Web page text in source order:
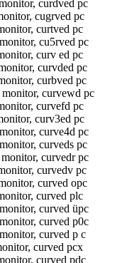
curdved pc
cugrved pc
curtved pc
cu5rved pc
curv ed pc
curvded pc
curbved pc
curvewd pc
curvefd pc
curv3ed pc
curve4d pc
curveds pc
curvedr pc
curvedv pc
curved opc
curved plc
curved üpc
curved p0c
curved p c
curved pcx
curved pdc